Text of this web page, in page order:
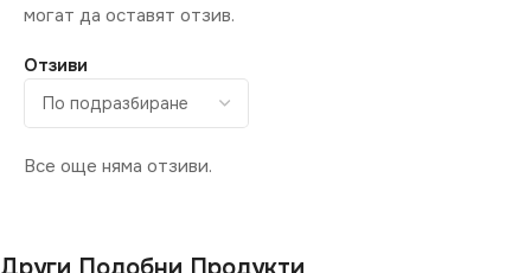
Отзиви
Все още няма отзиви.
могат да оставят отзив.